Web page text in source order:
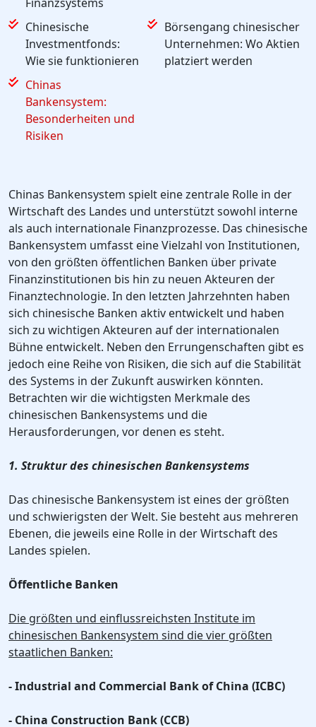
Chinesische
Investmentfonds:
Wie sie funktionieren
Börsengang chinesischer
Unternehmen: Wo Aktien
platziert werden
Chinas
Bankensystem:
Besonderheiten und
Risiken
Chinas Bankensystem spielt eine zentrale Rolle in der
Wirtschaft des Landes und unterstützt sowohl interne
als auch internationale Finanzprozesse. Das chinesische
Bankensystem umfasst eine Vielzahl von Institutionen,
von den größten öffentlichen Banken über private
Finanzinstitutionen bis hin zu neuen Akteuren der
Finanztechnologie. In den letzten Jahrzehnten haben
sich chinesische Banken aktiv entwickelt und haben
sich zu wichtigen Akteuren auf der internationalen
Bühne entwickelt. Neben den Errungenschaften gibt es
jedoch eine Reihe von Risiken, die sich auf die Stabilität
des Systems in der Zukunft auswirken könnten.
Betrachten wir die wichtigsten Merkmale des
chinesischen Bankensystems und die
Herausforderungen, vor denen es steht.
1. Struktur des chinesischen Bankensystems
Das chinesische Bankensystem ist eines der größten
und schwierigsten der Welt. Sie besteht aus mehreren
Ebenen, die jeweils eine Rolle in der Wirtschaft des
Landes spielen.
Öffentliche Banken
Die größten und einflussreichsten Institute im
chinesischen Bankensystem sind die vier größten
staatlichen Banken:
- Industrial and Commercial Bank of China (ICBC)
- China Construction Bank (CCB)